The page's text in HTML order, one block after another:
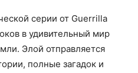
серии от Guerrilla
в удивительный мир
Элой отправляется
полные загадок и